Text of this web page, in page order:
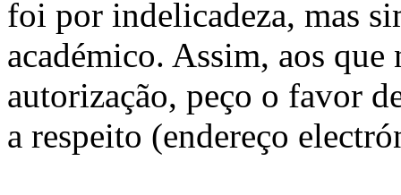
foi por indelicadeza, mas
académico. Assim, aos
autorização, peço o favor
a respeito (endereço